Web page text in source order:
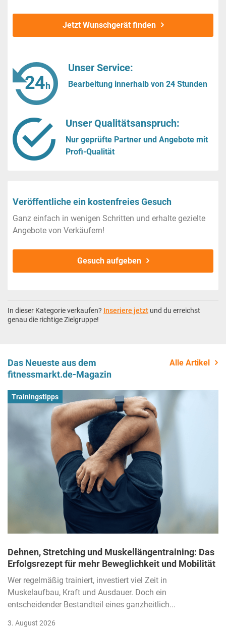
Jetzt Wunschgerät finden
Unser Service:
Bearbeitung innerhalb von 24 Stunden
Unser Qualitätsanspruch:
Nur geprüfte Partner und Angebote mit
Profi-Qualität
Veröffentliche ein kostenfreies Gesuch
Ganz einfach in wenigen Schritten und erhalte gezielte
Angebote von Verkäufern!
Gesuch aufgeben
In dieser Kategorie verkaufen? Inseriere jetzt und du erreichst
genau die richtige Zielgruppe!
Das Neueste aus dem
fitnessmarkt.de-Magazin
Alle Artikel
Trainingstipps
Dehnen, Stretching und Muskellängentraining: Das
Erfolgsrezept für mehr Beweglichkeit und Mobilität
Wer regelmäßig trainiert, investiert viel Zeit in
Muskelaufbau, Kraft und Ausdauer. Doch ein
entscheidender Bestandteil eines ganzheitlich...
3. August 2026